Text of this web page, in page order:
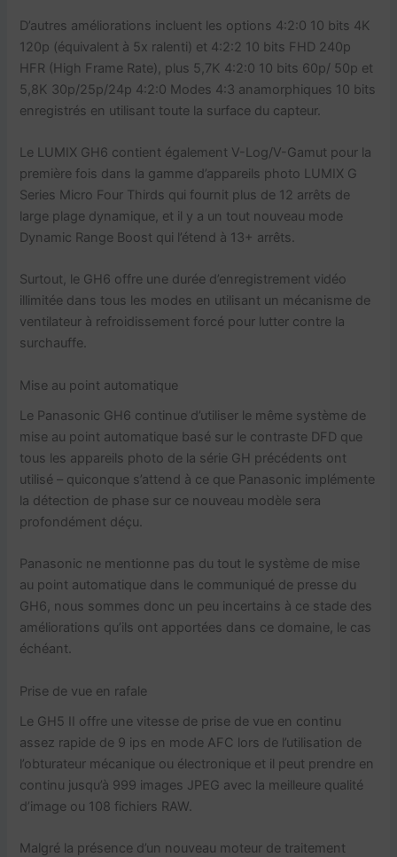
D’autres améliorations incluent les options 4:2:0 10 bits 4K
120p (équivalent à 5x ralenti) et 4:2:2 10 bits FHD 240p
HFR (High Frame Rate), plus 5,7K 4:2:0 10 bits 60p/ 50p et
5,8K 30p/25p/24p 4:2:0 Modes 4:3 anamorphiques 10 bits
enregistrés en utilisant toute la surface du capteur.
Le LUMIX GH6 contient également V-Log/V-Gamut pour la
première fois dans la gamme d’appareils photo LUMIX G
Series Micro Four Thirds qui fournit plus de 12 arrêts de
large plage dynamique, et il y a un tout nouveau mode
Dynamic Range Boost qui l’étend à 13+ arrêts.
Surtout, le GH6 offre une durée d’enregistrement vidéo
illimitée dans tous les modes en utilisant un mécanisme de
ventilateur à refroidissement forcé pour lutter contre la
surchauffe.
Mise au point automatique
Le Panasonic GH6 continue d’utiliser le même système de
mise au point automatique basé sur le contraste DFD que
tous les appareils photo de la série GH précédents ont
utilisé – quiconque s’attend à ce que Panasonic implémente
la détection de phase sur ce nouveau modèle sera
profondément déçu.
Panasonic ne mentionne pas du tout le système de mise
au point automatique dans le communiqué de presse du
GH6, nous sommes donc un peu incertains à ce stade des
améliorations qu’ils ont apportées dans ce domaine, le cas
échéant.
Prise de vue en rafale
Le GH5 II offre une vitesse de prise de vue en continu
assez rapide de 9 ips en mode AFC lors de l’utilisation de
l’obturateur mécanique ou électronique et il peut prendre en
continu jusqu’à 999 images JPEG avec la meilleure qualité
d’image ou 108 fichiers RAW.
Malgré la présence d’un nouveau moteur de traitement